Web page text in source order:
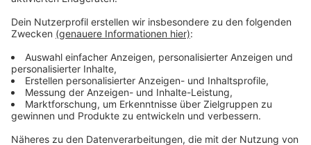
Das ist der Atzeventskalender
Anzeige
Wir öffnen mit euch jeden Tag ein Türchen. Dazu
haben wir euch Deutschlands besten Türchensteher
organisiert. Atze Schröder bringt uns seinen
Atzeventskalnder jeden Morgen frei Haus. Lustig,